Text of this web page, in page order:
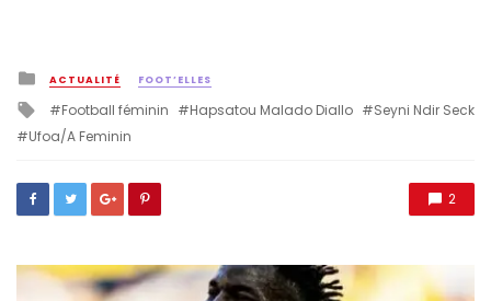
Posted
in
ACTUALITÉ FOOT’ELLES
Tagged
with
Football féminin Hapsatou Malado Diallo
Seyni Ndir Seck
Ufoa/A Feminin
2